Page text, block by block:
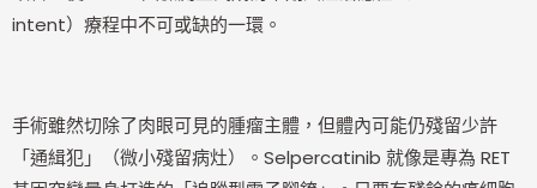
intent）療程中不可或缺的一環。
手術雖然切除了肉眼可見的腫瘤主體，但體內可能仍殘留少許
「通緝犯」（微小殘留病灶）。Selpercatinib 就像是專為 RET